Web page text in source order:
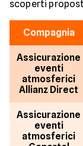
scoperti
Compagnia
Assicurazione
eventi
atmosferici
Allianz Direct
Assicurazione
eventi
atmosferici